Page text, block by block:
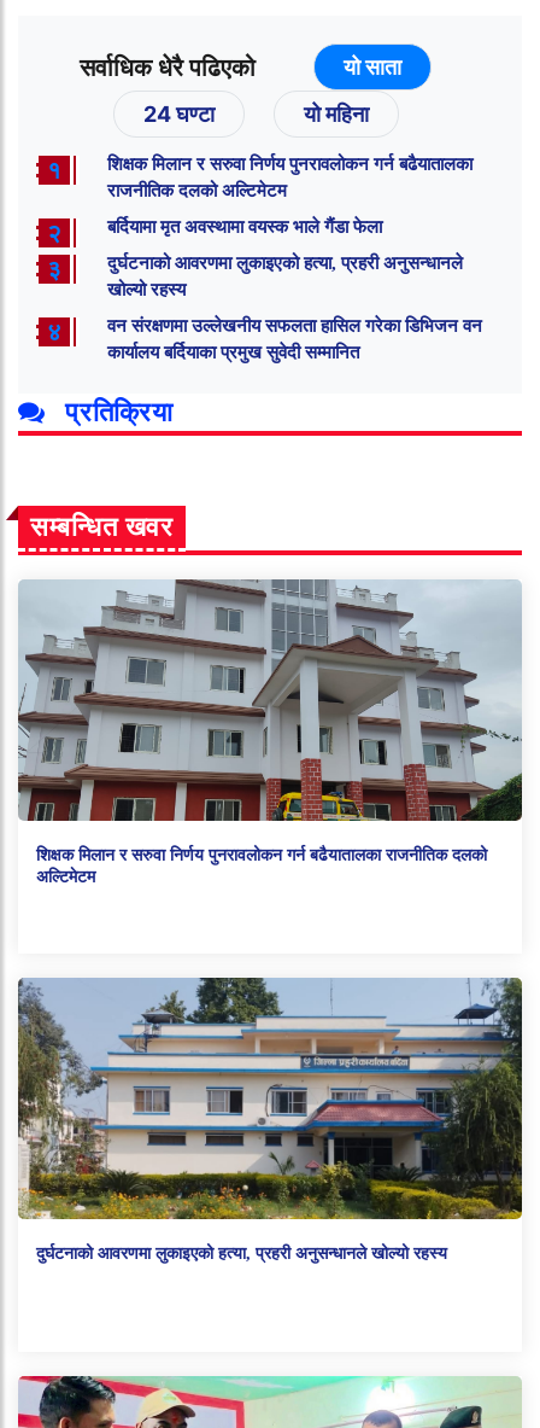
सर्वाधिक धेरै पढिएको
यो साता
24 घण्टा
यो महिना
१
शिक्षक मिलान र सरुवा निर्णय पुनरावलोकन गर्न बढैयातालका
राजनीतिक दलको अल्टिमेटम
२ बर्दियामा मृत अवस्थामा वयस्क भाले गैंडा फेला
३
दुर्घटनाको आवरणमा लुकाइएको हत्या, प्रहरी अनुसन्धानले
खोल्यो रहस्य
४
वन संरक्षणमा उल्लेखनीय सफलता हासिल गरेका डिभिजन वन
कार्यालय बर्दियाका प्रमुख सुवेदी सम्मानित
प्रतिक्रिया
सम्बन्धित खवर
शिक्षक मिलान र सरुवा निर्णय पुनरावलोकन गर्न बढैयातालका राजनीतिक दलको
अल्टिमेटम
दुर्घटनाको आवरणमा लुकाइएको हत्या, प्रहरी अनुसन्धानले खोल्यो रहस्य